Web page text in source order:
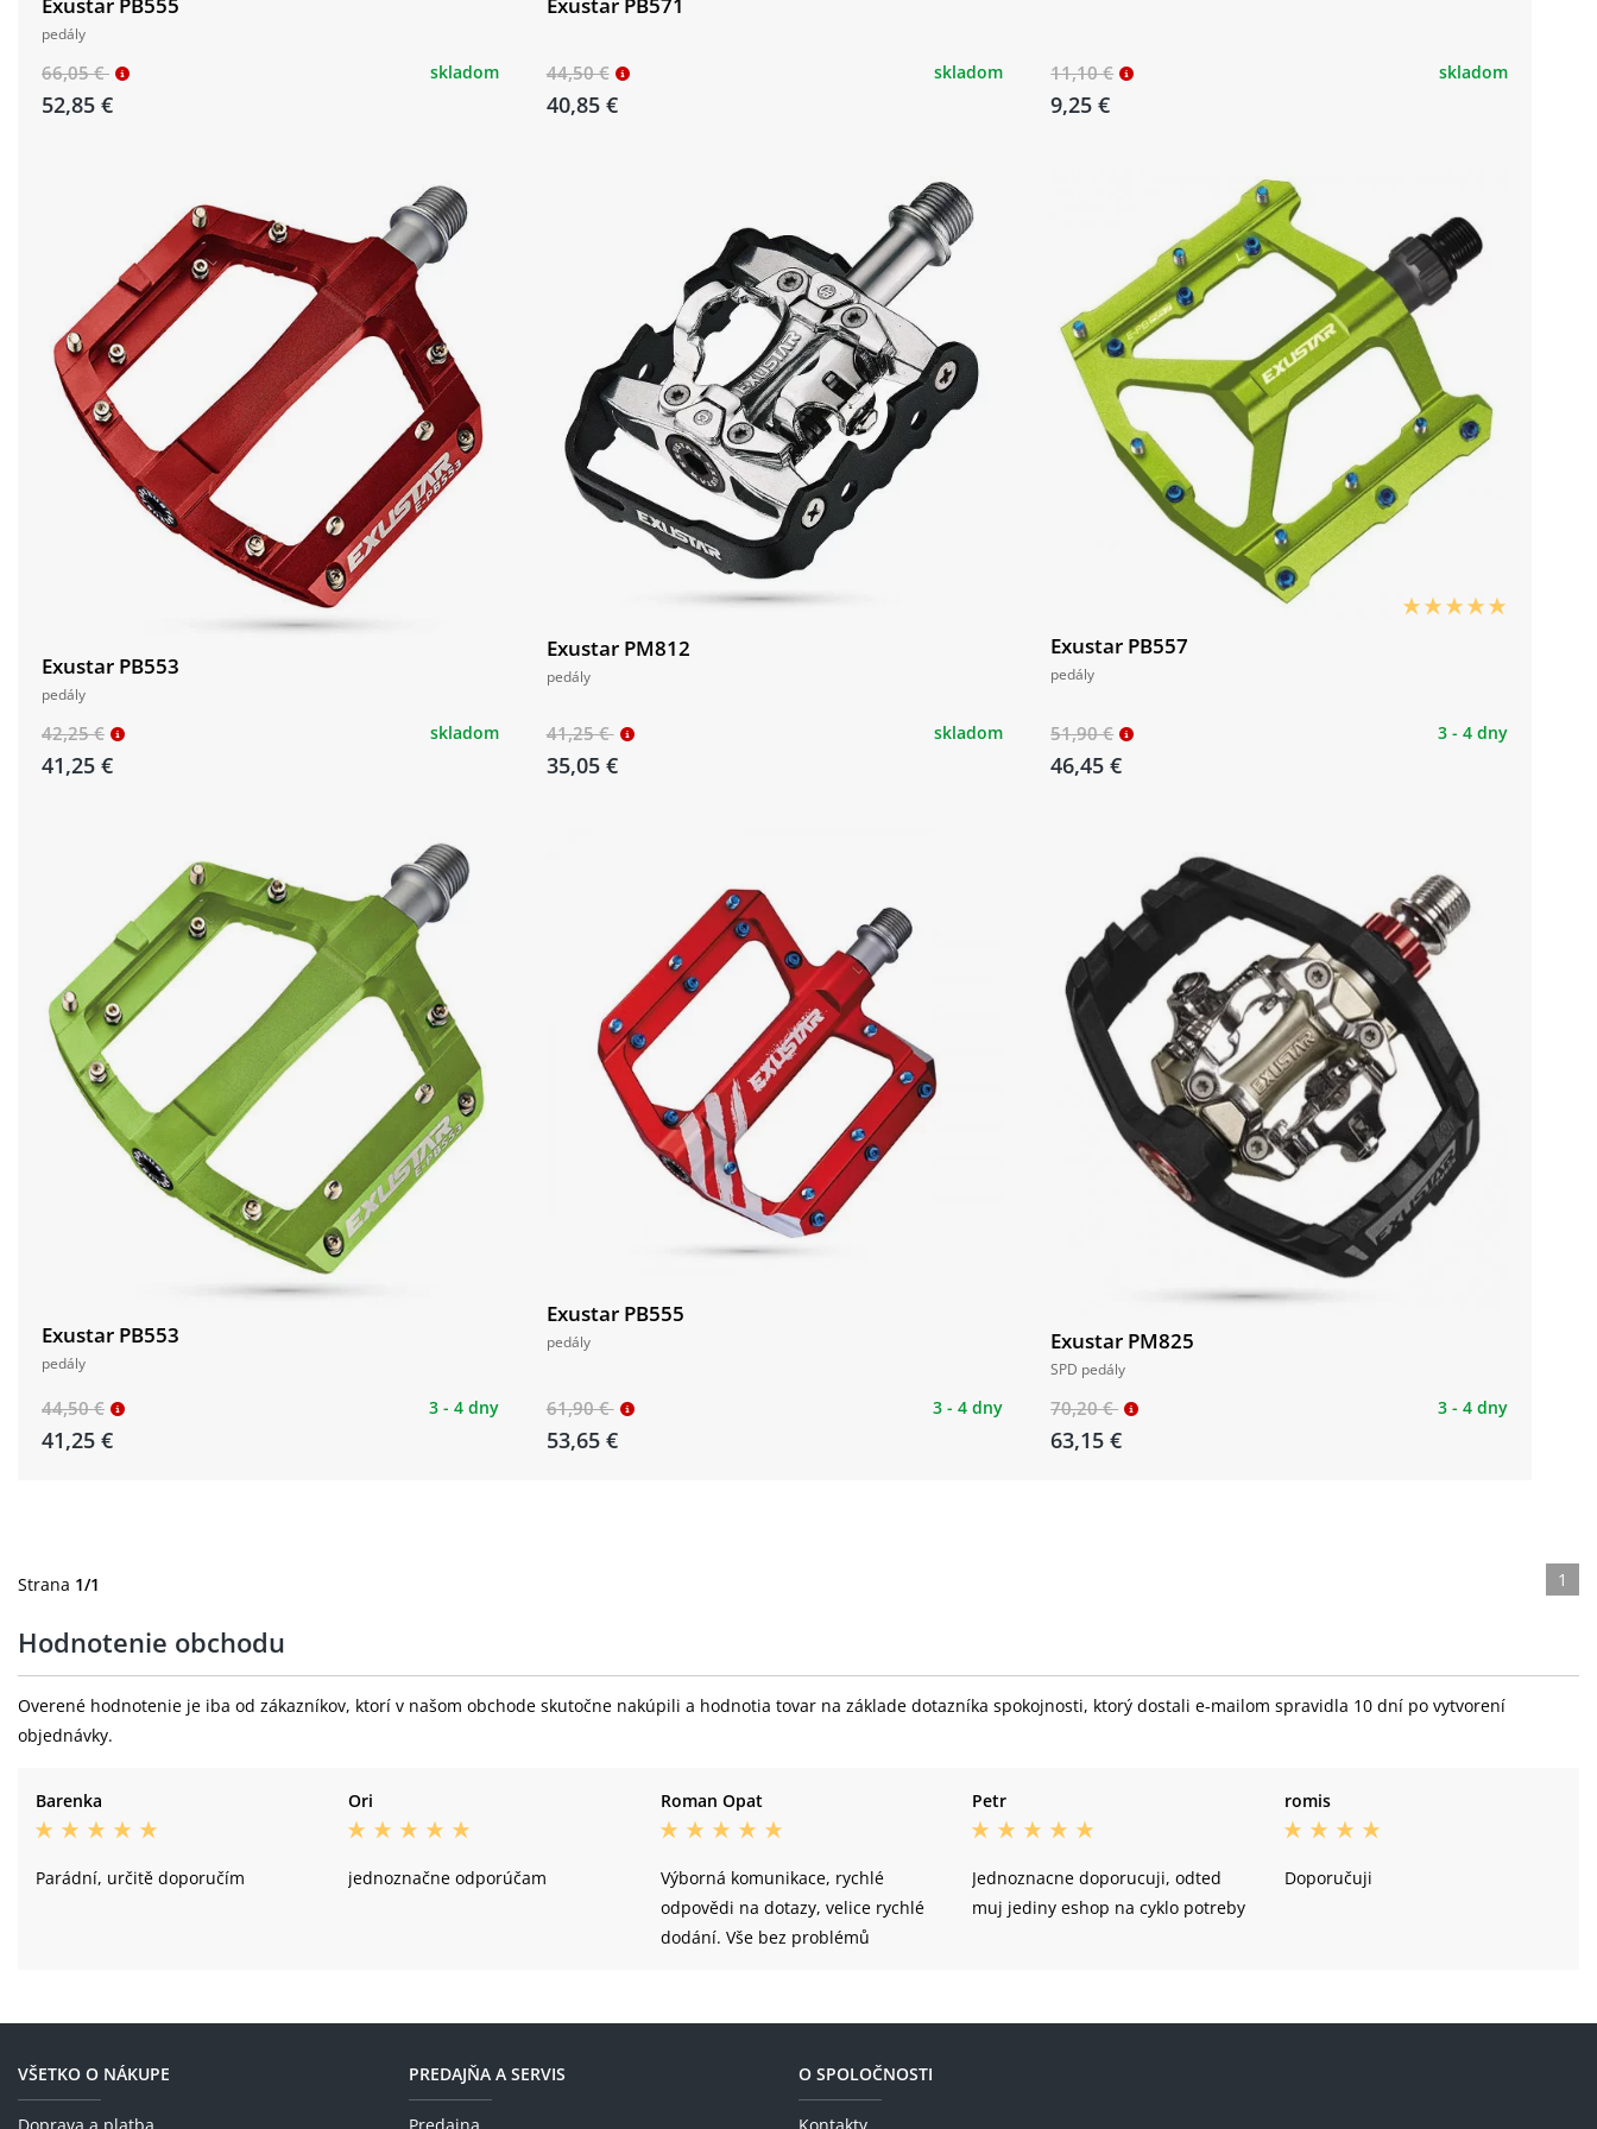
pedály
66,05 €
52,85 €
skladom 44,50 €
40,85 €
skladom 11,10 €
9,25 €
skladom
Exustar PB553
pedály
42,25 €
41,25 €
skladom
Exustar PM812
pedály
41,25 €
35,05 €
skladom
Exustar PB557
pedály
51,90 €
46,45 €
3 - 4 dny
Exustar PB553
pedály
44,50 €
41,25 €
3 - 4 dny
Exustar PB555
pedály
61,90 €
53,65 €
3 - 4 dny
Exustar PM825
SPD pedály
70,20 €
63,15 €
3 - 4 dny
Strana 1/1 1
Hodnotenie obchodu
Overené hodnotenie je iba od zákazníkov, ktorí v našom obchode skutočne nakúpili a hodnotia tovar na základe dotazníka spokojnosti, ktorý dostali e-mailom spravidla 10 dní po vytvorení
objednávky.
Barenka
Parádní, určitě doporučím
Ori
jednoznačne odporúčam
Roman Opat
Výborná komunikace, rychlé
odpovědi na dotazy, velice rychlé
dodání. Vše bez problémů
Petr
Jednoznacne doporucuji, odted
muj jediny eshop na cyklo potreby
romis
Doporučuji
VŠETKO O NÁKUPE PREDAJŇA A SERVIS O SPOLOČNOSTI